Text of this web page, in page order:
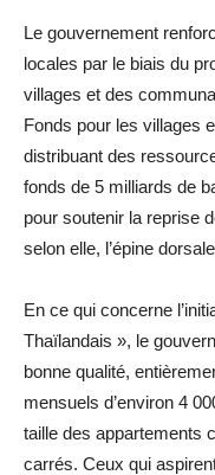
Le gouvernement
locales par le biais du
villages et des
Fonds pour les villages
distribuant des
fonds de 5 milliards de
pour soutenir la reprise
selon elle, l’épine
En ce qui concerne
Thaïlandais », le
bonne qualité,
mensuels d’environ 4
taille des appartements
carrés. Ceux qui